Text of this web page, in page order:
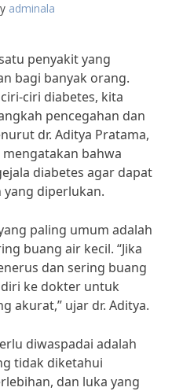
adminala
penyakit yang
bagi banyak orang.
ciri diabetes, kita
pencegahan dan
dr. Aditya Pratama,
bahwa
diabetes agar dapat
diperlukan.
paling umum adalah
buang air kecil. “Jika
dan sering buang
ke dokter untuk
akurat,” ujar dr. Aditya.
diwaspadai adalah
tidak diketahui
dan luka yang